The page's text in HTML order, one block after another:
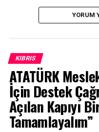
YORUM
KIBRIS
ATATÜRK
İçin Destek
Açılan Kapıyı
Tamamlayalım”